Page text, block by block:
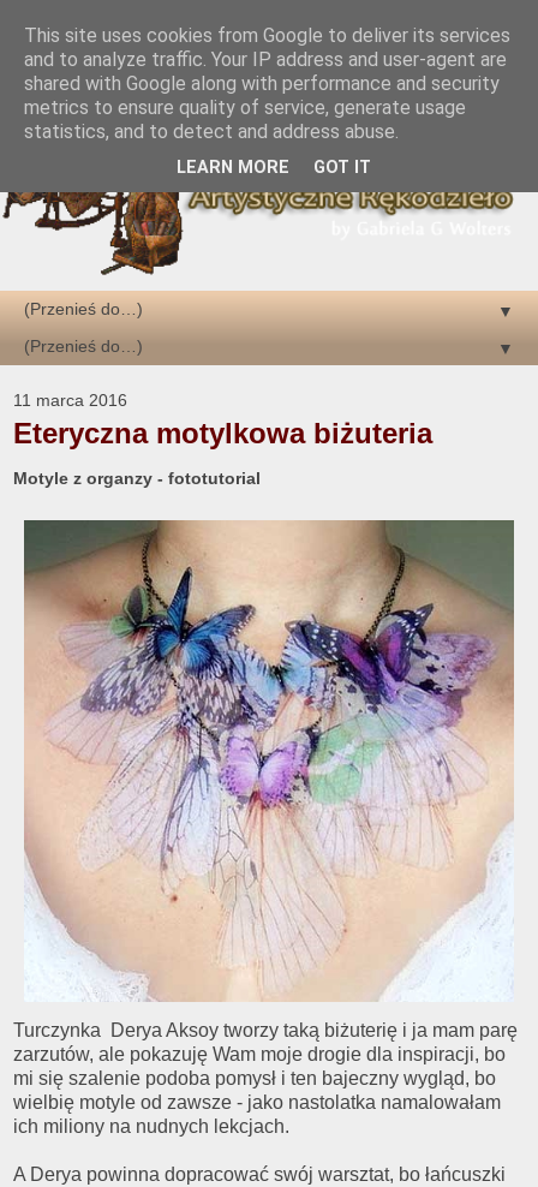
▼
▼
11 marca 2016
Eteryczna motylkowa biżuteria
Motyle z organzy - fototutorial
Turczynka Derya Aksoy tworzy taką biżuterię i ja mam parę
zarzutów, ale pokazuję Wam moje drogie dla inspiracji, bo
mi się szalenie podoba pomysł i ten bajeczny wygląd, bo
wielbię motyle od zawsze - jako nastolatka namalowałam
ich miliony na nudnych lekcjach.
A Derya powinna dopracować swój warsztat, bo łańcuszki
This site uses cookies from Google to deliver its services
and to analyze traffic. Your IP address and user-agent are
shared with Google along with performance and security
metrics to ensure quality of service, generate usage
statistics, and to detect and address abuse.
LEARN MORE GOT IT